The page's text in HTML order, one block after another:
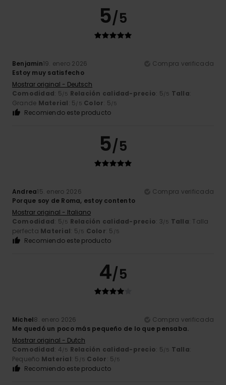
5/5
Benjamin19. enero 2026
Compra verificada
Estoy muy satisfecho
Mostrar original - Deutsch
Comodidad: 5/5 Relación calidad-precio: 5/5 Talla:
Grande Material: 5/5 Color: 5/5
Recomiendo este producto
5/5
Andrea15. enero 2026
Compra verificada
Porque soy de Roma, estoy contento
Mostrar original - Italiano
Comodidad: 5/5 Relación calidad-precio: 3/5 Talla: Talla
perfecta Material: 5/5 Color: 5 /5
Recomiendo este producto
4/5
Michel8. enero 2026
Compra verificada
Me quedó un poco más pequeño de lo que pensaba.
Mostrar original - Dutch
Comodidad: 4/5 Relación calidad-precio: 5/5 Talla:
Pequeño Material: 5 /5 Color: 5/5
Recomiendo este producto